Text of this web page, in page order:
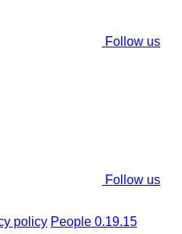
Follow us
Follow us
policy People 0.19.15